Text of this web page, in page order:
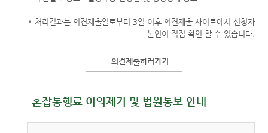
* 처리결과는 의견제출일로부터 3일 이후 의견제출 사이트에서 신청자
본인이 직접 확인 할 수 있습니다.
의견제출하러가기
혼잡통행료 이의제기 및 법원통보 안내